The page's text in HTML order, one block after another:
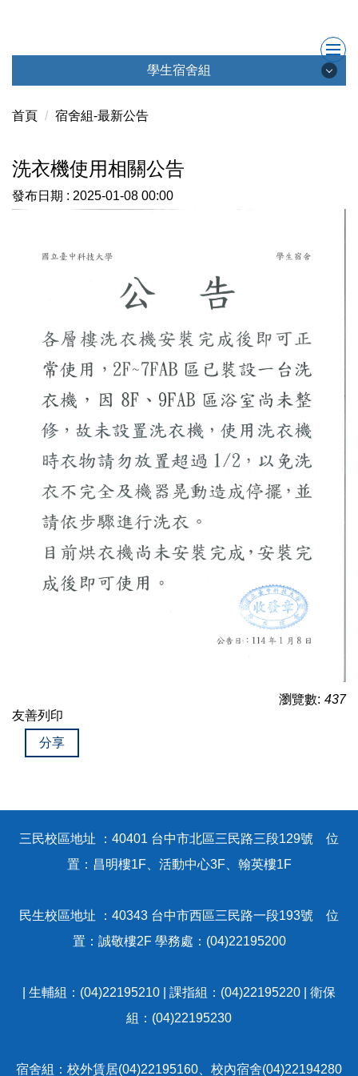
內
容
學生宿舍組
學生宿舍組
最新消息
成員簡介
會議記錄
學生宿舍社群
聯絡我們
Q&A
表格下載
校外租賃
學校宿舍
關於我們
校外賃居租金補貼
行政院補貼校內住宿費
租屋重要訊息
首頁 宿舍組-最新公告
洗衣機使用相關公告
發布日期 : 2025-01-08 00:00
瀏覽數: 437
友善列印
分享
三民校區地址 ：40401 台中市北區三民路三段129號 位
置：昌明樓1F、活動中心3F、翰英樓1F
民生校區地址 ：40343 台中市西區三民路一段193號 位
置：誠敬樓2F 學務處：(04)22195200
| 生輔組：(04)22195210 | 課指組：(04)22195220 | 衛保
組：(04)22195230
宿舍組：校外賃居(04)22195160、校內宿舍(04)22194280